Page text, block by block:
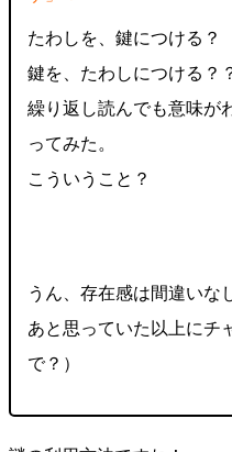
たわしを、鍵につける？
鍵を、たわしにつける？
繰り返し読んでも意味が
ってみた。
こういうこと？
うん、存在感は間違いな
あと思っていた以上にチ
で？）